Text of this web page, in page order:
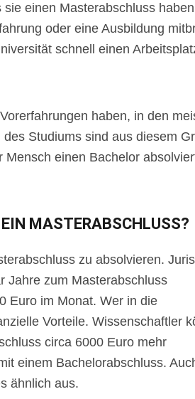
einen Masterabschluss
oder eine Ausbildung
schnell einen
haben, in den
Studiums sind aus diesem
einen Bachelor
MASTERABSCHLUSS?
zu absolvieren.
Jahre zum Masterabschluss
Euro im Monat. Wer in die
Vorteile. Wissenschaftler
circa 6000 Euro mehr
einem Bachelorabschluss.
ähnlich aus.